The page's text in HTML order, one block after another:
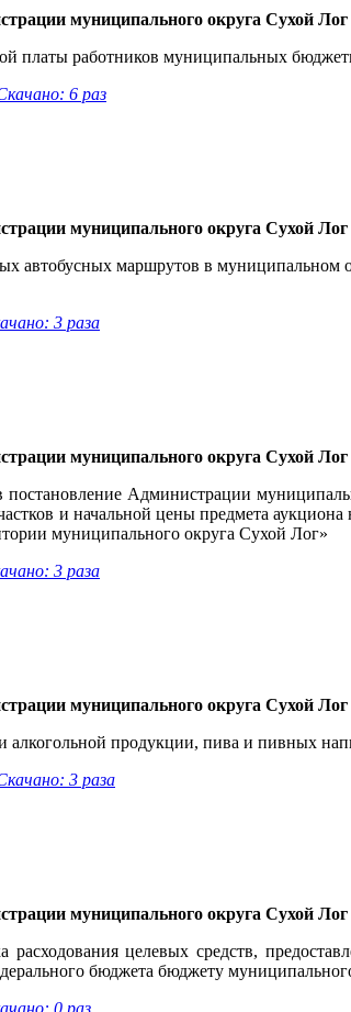
муниципального округа Сухой
платы работников муниципальных
6 раз
муниципального округа Сухой
автобусных маршрутов в муниципальном
3 раза
муниципального округа Сухой
Администрации
и начальной цены предмета аукциона
муниципального округа Сухой Лог»
3 раза
муниципального округа Сухой
продукции, пива и пивных
3 раза
муниципального округа Сухой
расходования целевых средств,
бюджета бюджету
0 раз